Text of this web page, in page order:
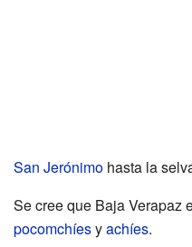
San Jerónimohasta la
Se cree que Baja Verapaz
pocomchíesyachíes.